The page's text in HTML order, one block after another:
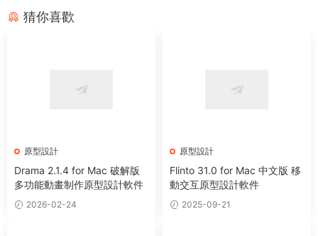
猜你喜歡
原型設計
Drama 2.1.4 for Mac 破解版
多功能動畫制作原型設計軟件
2026-02-24
原型設計
Flinto 31.0 for Mac 中文版 移
動交互原型設計軟件
2025-09-21